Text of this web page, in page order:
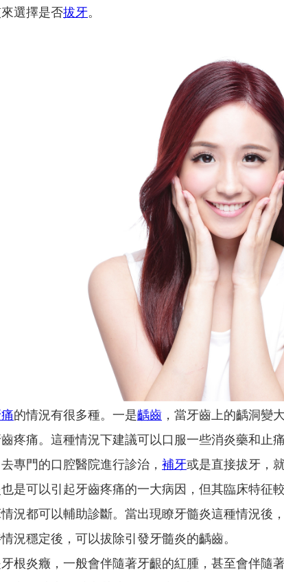
選擇是否拔牙。
的情況有很多種。一是齲齒 ，當牙齒上的齲洞變
疼痛。這種情況下建議可以口服一些消炎藥和止
專門的口腔醫院進行診治， 補牙或是直接拔牙，
可以引起牙齒疼痛的一大病因，但其臨床特征
況都可以輔助診斷。當出現瞭牙髓炎這種情況後
況穩定後，可以拔除引發牙髓炎的齲齒。
炎癥，一般會伴隨著牙齦的紅腫，甚至會伴隨